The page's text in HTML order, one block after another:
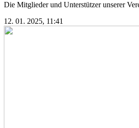
Die Mitglieder und Unterstützer unserer
12. 01. 2025, 11:41